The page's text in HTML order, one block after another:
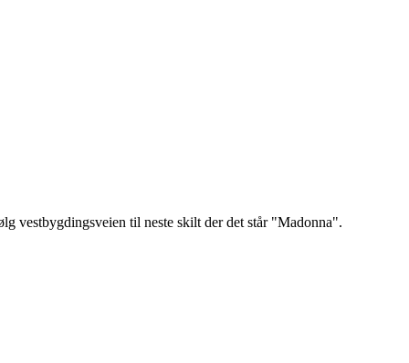
vestbygdingsveien til neste skilt der det står "Madonna".